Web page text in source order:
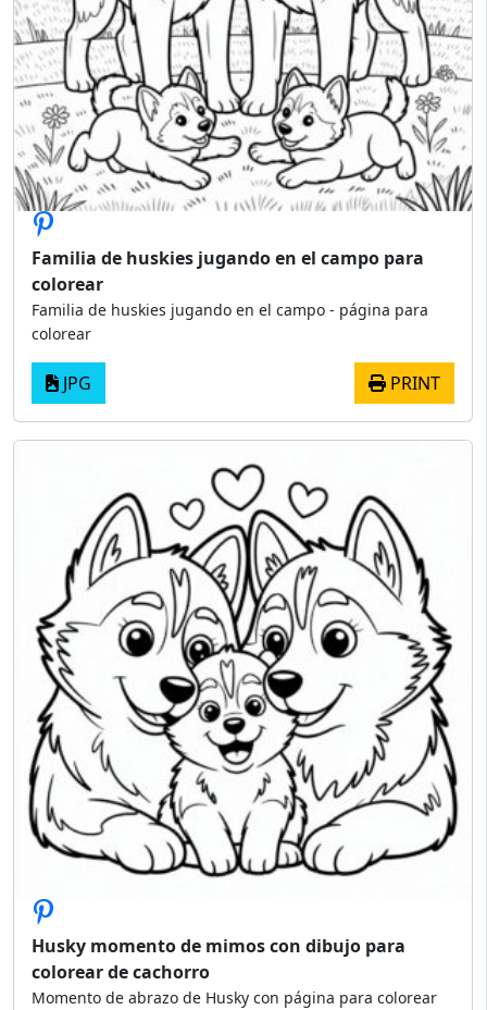
Familia de huskies jugando en el campo para
colorear
Familia de huskies jugando en el campo - página para
colorear
JPG PRINT
Husky momento de mimos con dibujo para
colorear de cachorro
Momento de abrazo de Husky con página para colorear